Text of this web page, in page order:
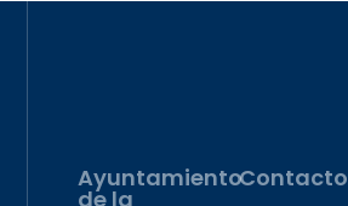
Ayuntamiento
de la
Contacto